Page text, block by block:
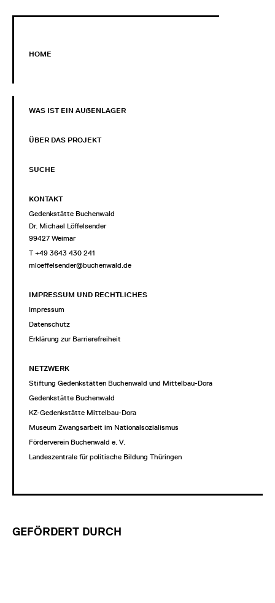
HOME
WAS IST EIN AUẞENLAGER
ÜBER DAS PROJEKT
SUCHE
KONTAKT
Gedenkstätte Buchenwald
Dr. Michael Löffelsender
99427 Weimar
T +49 3643 430 241
mloeffelsender@buchenwald.de
IMPRESSUM UND RECHTLICHES
Impressum
Datenschutz
Erklärung zur Barrierefreiheit
NETZWERK
Stiftung Gedenkstätten Buchenwald und Mittelbau-Dora
Gedenkstätte Buchenwald
KZ-Gedenkstätte Mittelbau-Dora
Museum Zwangsarbeit im Nationalsozialismus
Förderverein Buchenwald e. V.
Landeszentrale für politische Bildung Thüringen
GEFÖRDERT DURCH